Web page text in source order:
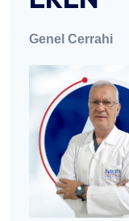
Genel Cerrahi